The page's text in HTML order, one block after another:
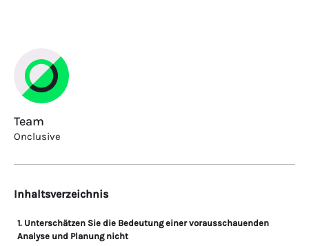
Team
Onclusive
Inhaltsverzeichnis
1. Unterschätzen Sie die Bedeutung einer vorausschauenden
Analyse und Planung nicht